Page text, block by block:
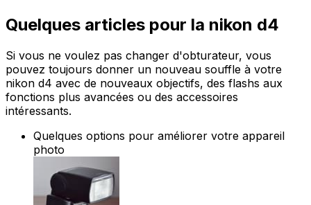
Quelques articles pour la nikon d4
Si vous ne voulez pas changer d'obturateur, vous
pouvez toujours donner un nouveau souffle à votre
nikon d4 avec de nouveaux objectifs, des flashs aux
fonctions plus avancées ou des accessoires
intéressants.
Quelques options pour améliorer votre appareil
photo